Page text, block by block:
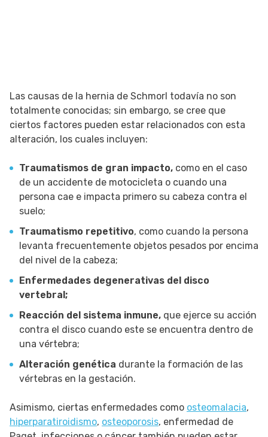
Las causas de la hernia de Schmorl todavía no son
totalmente conocidas; sin embargo, se cree que
ciertos factores pueden estar relacionados con esta
alteración, los cuales incluyen:
Traumatismos de gran impacto, como en el caso
de un accidente de motocicleta o cuando una
persona cae e impacta primero su cabeza contra el
suelo;
Traumatismo repetitivo, como cuando la persona
levanta frecuentemente objetos pesados por encima
del nivel de la cabeza;
Enfermedades degenerativas del disco
vertebral;
Reacción del sistema inmune, que ejerce su acción
contra el disco cuando este se encuentra dentro de
una vértebra;
Alteración genética durante la formación de las
vértebras en la gestación.
Asimismo, ciertas enfermedades como osteomalacia,
hiperparatiroidismo, osteoporosis, enfermedad de